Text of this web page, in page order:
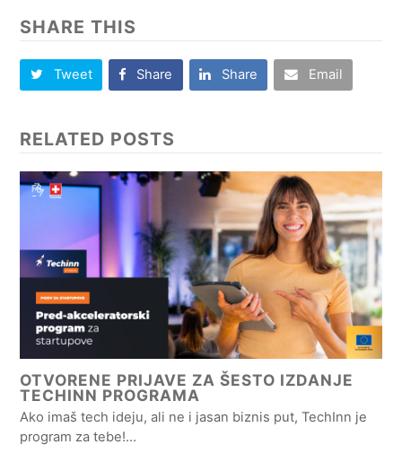
SHARE THIS
Tweet Share Share Email
RELATED POSTS
OTVORENE PRIJAVE ZA ŠESTO IZDANJE
TECHINN PROGRAMA
Ako imaš tech ideju, ali ne i jasan biznis put, TechInn je
program za tebe!…